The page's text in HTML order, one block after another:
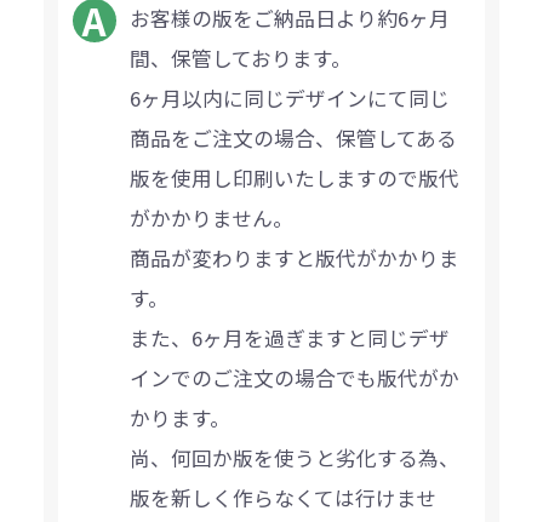
お客様の版をご納品日より約6ヶ月
間、保管しております。
6ヶ月以内に同じデザインにて同じ
商品をご注文の場合、保管してある
版を使用し印刷いたしますので版代
がかかりません。
商品が変わりますと版代がかかりま
す。
また、6ヶ月を過ぎますと同じデザ
インでのご注文の場合でも版代がか
かります。
尚、何回か版を使うと劣化する為、
版を新しく作らなくては行けませ